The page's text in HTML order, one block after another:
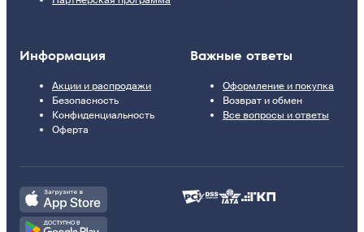
Информация
Акции и распродажи
Безопасность
Конфиденциальность
Оферта
Важные ответы
Оформление и покупка
Возврат и обмен
Все вопросы и ответы